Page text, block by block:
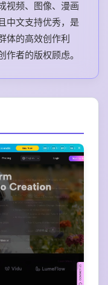
视频、图像、漫画
中文支持优秀，是
体的高效创作利
作者的版权顾虑。